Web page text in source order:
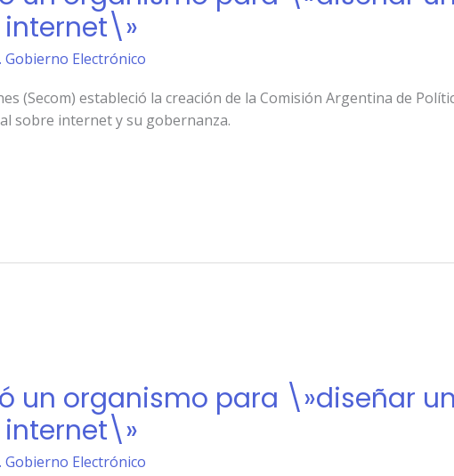
Gobierno Electrónico
(Secom) estableció la creación de la Comisión Argentina de
sobre internet y su gobernanza.
un organismo para \»diseñar
Gobierno Electrónico